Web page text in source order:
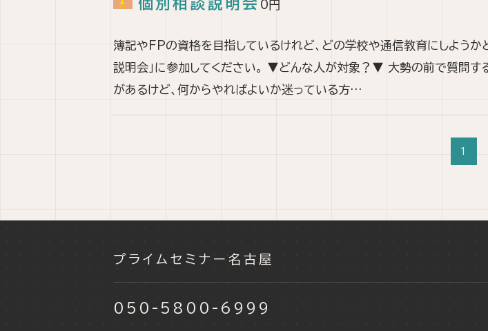
個別相談説明会 0円
簿記やFPの資格を目指しているけれど、どの学校や通信教育にしよう
説明会」に参加してください。 ▼どんな人が対象？▼ 大勢の前で質問
があるけど、何からやればよいか迷っている方…
1
プライムセミナー名古屋
050-5800-6999